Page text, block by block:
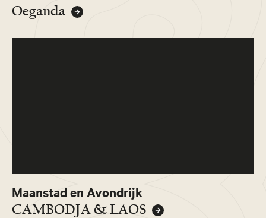
Oeganda
Maanstad en Avondrijk
CAMBODJA & LAOS